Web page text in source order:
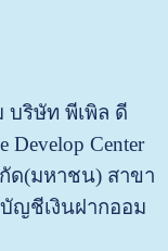
บริษัท พีเพิล ดี
Develop Center
ด(มหาชน) สาขา
ญชีเงินฝากออม